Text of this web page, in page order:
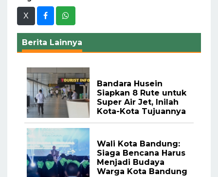
X
Berita Lainnya
Bandara Husein
Siapkan 8 Rute untuk
Super Air Jet, Inilah
Kota-Kota Tujuannya
Wali Kota Bandung:
Siaga Bencana Harus
Menjadi Budaya
Warga Kota Bandung